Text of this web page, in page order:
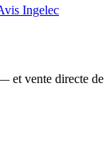
Ingelec
et vente directe de